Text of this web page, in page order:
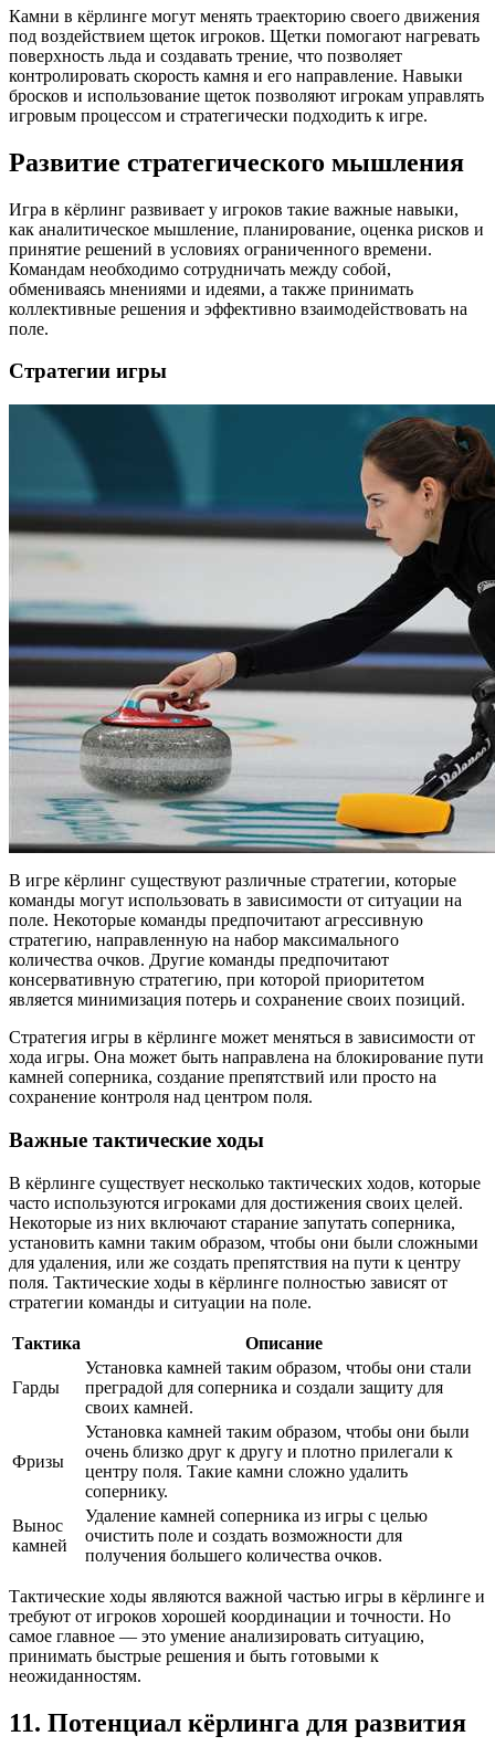
Камни в кёрлинге могут менять траекторию своего движения
под воздействием щеток игроков. Щетки помогают нагревать
поверхность льда и создавать трение, что позволяет
контролировать скорость камня и его направление. Навыки
бросков и использование щеток позволяют игрокам управлять
игровым процессом и стратегически подходить к игре.
Развитие стратегического мышления
Игра в кёрлинг развивает у игроков такие важные навыки,
как аналитическое мышление, планирование, оценка рисков и
принятие решений в условиях ограниченного времени.
Командам необходимо сотрудничать между собой,
обмениваясь мнениями и идеями, а также принимать
коллективные решения и эффективно взаимодействовать на
поле.
Стратегии игры
В игре кёрлинг существуют различные стратегии, которые
команды могут использовать в зависимости от ситуации на
поле. Некоторые команды предпочитают агрессивную
стратегию, направленную на набор максимального
количества очков. Другие команды предпочитают
консервативную стратегию, при которой приоритетом
является минимизация потерь и сохранение своих позиций.
Стратегия игры в кёрлинге может меняться в зависимости от
хода игры. Она может быть направлена на блокирование пути
камней соперника, создание препятствий или просто на
сохранение контроля над центром поля.
Важные тактические ходы
В кёрлинге существует несколько тактических ходов, которые
часто используются игроками для достижения своих целей.
Некоторые из них включают старание запутать соперника,
установить камни таким образом, чтобы они были сложными
для удаления, или же создать препятствия на пути к центру
поля. Тактические ходы в кёрлинге полностью зависят от
стратегии команды и ситуации на поле.
Тактика Описание
Гарды
Установка камней таким образом, чтобы они стали
преградой для соперника и создали защиту для
своих камней.
Фризы
Установка камней таким образом, чтобы они были
очень близко друг к другу и плотно прилегали к
центру поля. Такие камни сложно удалить
сопернику.
Вынос
камней
Удаление камней соперника из игры с целью
очистить поле и создать возможности для
получения большего количества очков.
Тактические ходы являются важной частью игры в кёрлинге и
требуют от игроков хорошей координации и точности. Но
самое главное — это умение анализировать ситуацию,
принимать быстрые решения и быть готовыми к
неожиданностям.
11. Потенциал кёрлинга для развития